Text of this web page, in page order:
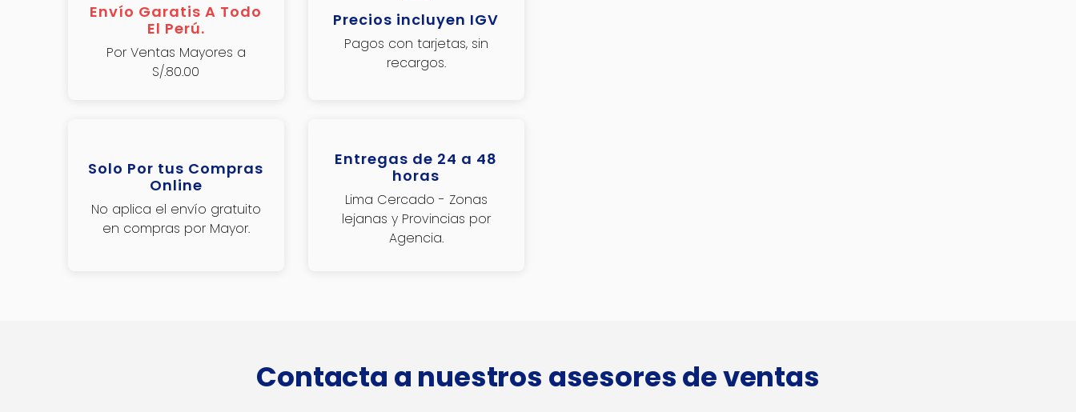
Envío Garatis A Todo
El Perú.
Por Ventas Mayores a
S/.80.00
Precios incluyen IGV
Pagos con tarjetas, sin
recargos.
Solo Por tus Compras
Online
No aplica el envío gratuito
en compras por Mayor.
Entregas de 24 a 48
horas
Lima Cercado - Zonas
lejanas y Provincias por
Agencia.
Contacta a nuestros asesores de ventas